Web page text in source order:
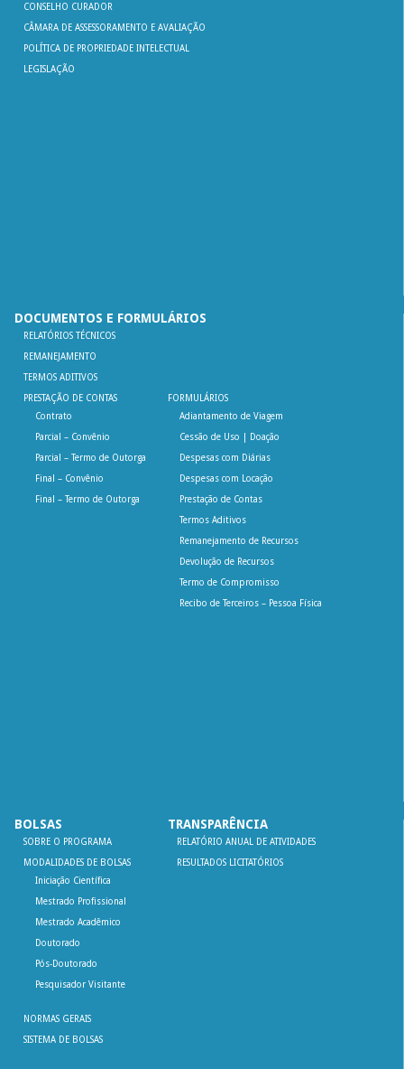
CONSELHO CURADOR
CÂMARA DE ASSESSORAMENTO E AVALIAÇÃO
POLÍTICA DE PROPRIEDADE INTELECTUAL
LEGISLAÇÃO
DOCUMENTOS E FORMULÁRIOS
RELATÓRIOS TÉCNICOS
REMANEJAMENTO
TERMOS ADITIVOS
PRESTAÇÃO DE CONTAS
Contrato
Parcial – Convênio
Parcial – Termo de Outorga
Final – Convênio
Final – Termo de Outorga
FORMULÁRIOS
Adiantamento de Viagem
Cessão de Uso | Doação
Despesas com Diárias
Despesas com Locação
Prestação de Contas
Termos Aditivos
Remanejamento de Recursos
Devolução de Recursos
Termo de Compromisso
Recibo de Terceiros – Pessoa Física
BOLSAS
SOBRE O PROGRAMA
MODALIDADES DE BOLSAS
Iniciação Científica
Mestrado Profissional
Mestrado Acadêmico
Doutorado
Pós-Doutorado
Pesquisador Visitante
NORMAS GERAIS
SISTEMA DE BOLSAS
TRANSPARÊNCIA
RELATÓRIO ANUAL DE ATIVIDADES
RESULTADOS LICITATÓRIOS